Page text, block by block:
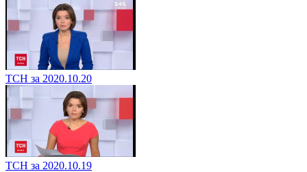
ТСН за 2020.10.20
ТСН за 2020.10.19